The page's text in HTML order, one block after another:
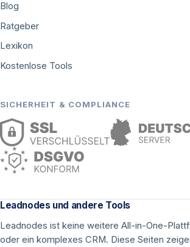
Blog
Ratgeber
Lexikon
Kostenlose Tools
SICHERHEIT & COMPLIANCE
Leadnodes und andere Tools
Leadnodes ist keine weitere All-in-One-
oder ein komplexes CRM. Diese Seiten